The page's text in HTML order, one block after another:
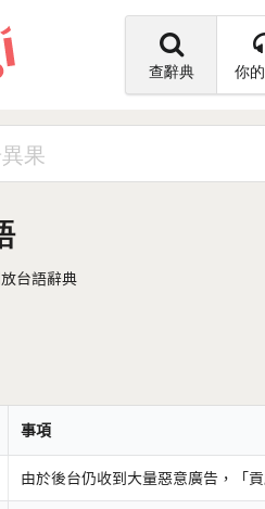
查辭典 你
台語辭典
事項
由於後台仍收到大量惡意廣告，「